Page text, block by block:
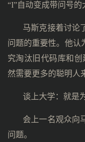
“I”自动变成带问号的
马斯克接着讨论
问题的重要性。他认
究淘汰旧代码库和
然需要更多的聪明人
谈上大学：就是
会上一名观众向
问题。